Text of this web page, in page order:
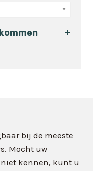
+
bij de meeste
Mocht uw
kennen, kunt u